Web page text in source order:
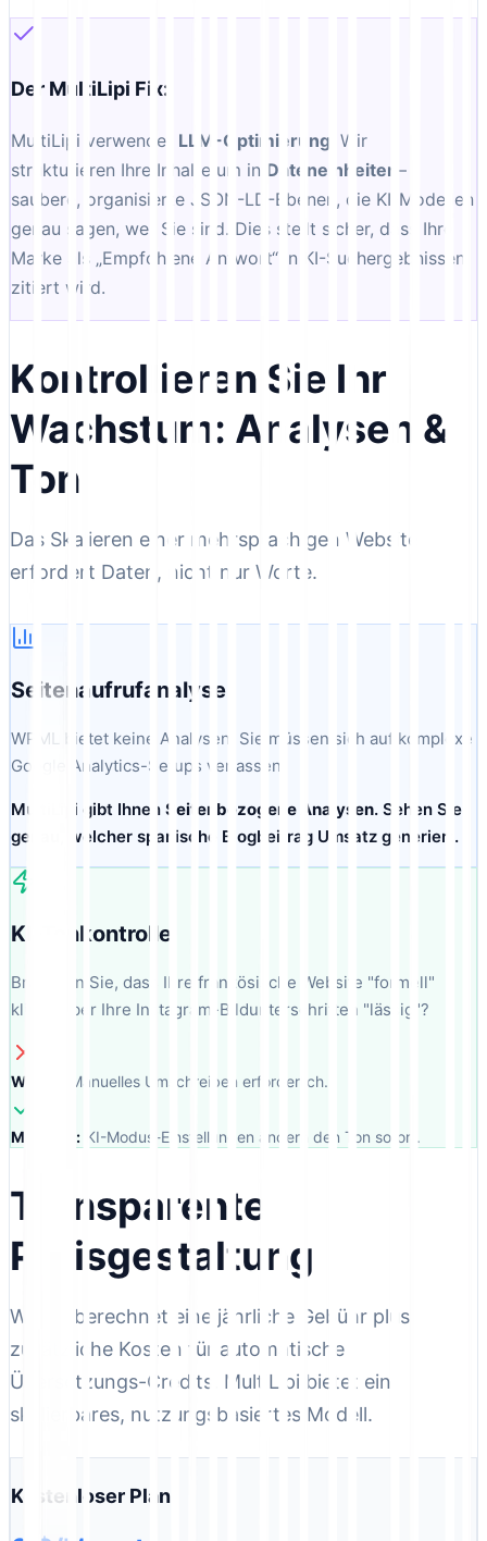
Der MultiLipi Fix:
MultiLipi verwendet LLM-Optimierung . Wir
strukturieren Ihre Inhalte um in Dateneinheiten –
saubere, organisierte JSON-LD-Ebenen, die KI-Modellen
genau sagen, wer Sie sind. Dies stellt sicher, dass Ihre
Marke als „Empfohlene Antwort“ in KI-Suchergebnissen
zitiert wird.
Kontrollieren Sie Ihr
Wachstum: Analysen &
Ton
Das Skalieren einer mehrsprachigen Website
erfordert Daten, nicht nur Worte.
Seitenaufrufanalyse
WPML bietet keine Analysen. Sie müssen sich auf komplexe
Google Analytics-Setups verlassen.
MultiLipi gibt Ihnen Seitenbezogene Analysen. Sehen Sie
genau, welcher spanische Blogbeitrag Umsatz generiert.
KI-Tonkontrolle
Brauchen Sie, dass Ihre französische Website "formell"
klingt, aber Ihre Instagram-Bildunterschriften "lässig"?
WPML: Manuelles Umschreiben erforderlich.
MultiLipi: KI-Modus-Einstellungen ändern den Ton sofort.
Transparente
Preisgestaltung
WPML berechnet eine jährliche Gebühr plus
zusätzliche Kosten für automatische
Übersetzungs-Credits. MultiLipi bietet ein
skalierbares, nutzungsbasiertes Modell.
Kostenloser Plan